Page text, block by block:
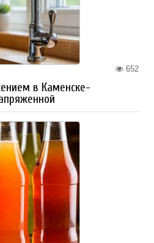
652
в Каменске-